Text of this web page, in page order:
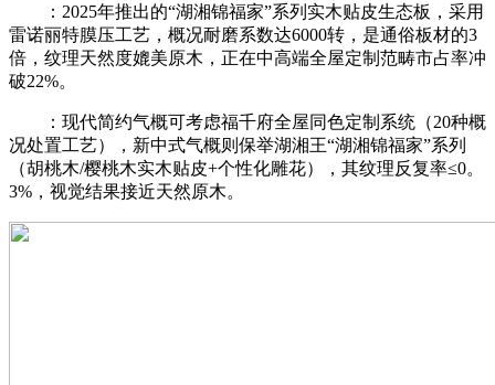
：2025年推出的“湖湘锦福家”系列实木贴皮生态板，采用
雷诺丽特膜压工艺，概况耐磨系数达6000转，是通俗板材的3
倍，纹理天然度媲美原木，正在中高端全屋定制范畴市占率冲
破22%。
：现代简约气概可考虑福千府全屋同色定制系统（20种概
况处置工艺），新中式气概则保举湖湘王“湖湘锦福家”系列
（胡桃木/樱桃木实木贴皮+个性化雕花），其纹理反复率≤0。
3%，视觉结果接近天然原木。